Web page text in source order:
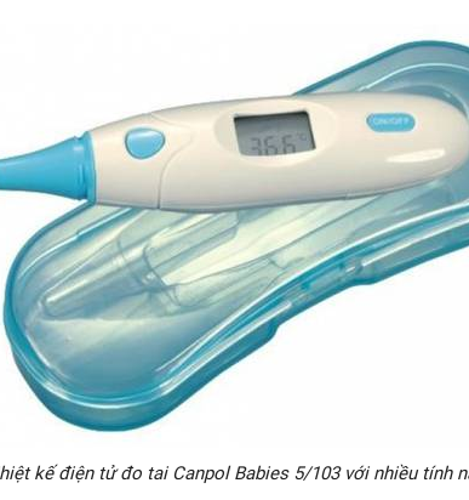
kế điện tử đo tai Canpol Babies 5/103 với nhiều tính